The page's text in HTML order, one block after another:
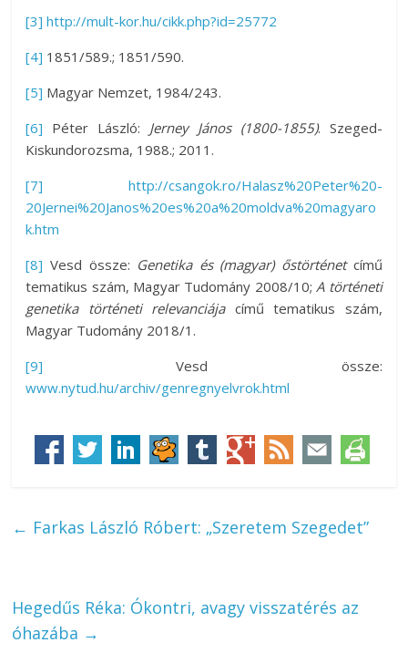
[3] http://mult-kor.hu/cikk.php?id=25772
[4] 1851/589.; 1851/590.
[5] Magyar Nemzet, 1984/243.
[6] Péter László: Jerney János (1800-1855). Szeged-
Kiskundorozsma, 1988.; 2011.
[7]
http://csangok.ro/Halasz%20Peter%20-
20Jernei%20Janos%20es%20a%20moldva%20magyaro
k.htm
[8] Vesd össze: Genetika és (magyar) őstörténet című
tematikus szám, Magyar Tudomány 2008/10; A történeti
genetika történeti relevanciájacímű tematikus szám,
Magyar Tudomány 2018/1.
[9] Vesd össze:
www.nytud.hu/archiv/genregnyelvrok.html
← Farkas László Róbert: „Szeretem Szegedet”
Hegedűs Réka: Ókontri, avagy visszatérés az
óhazába →